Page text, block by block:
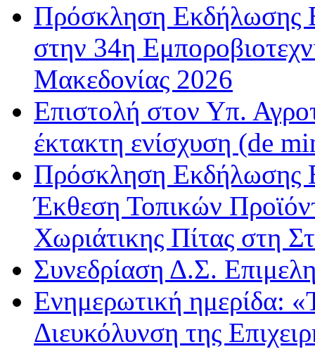
Πρόσκληση Εκδήλωσης
στην 34η
Μακεδονίας 2026
Επιστολή στον Υπ.
έκτακτη ενίσχυση (de
Πρόσκληση Εκδήλωσης
Έκθεση Τοπικών
Χωριάτικης Πίτας στη
Συνεδρίαση Δ.Σ.
Ενημερωτική ημερίδα:
Διευκόλυνση της